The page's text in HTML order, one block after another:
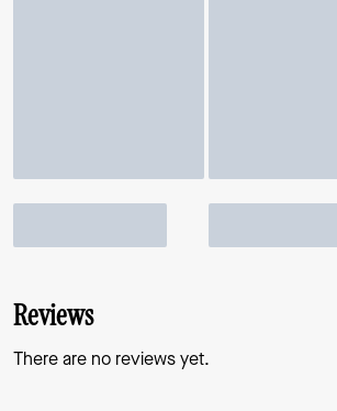
Reviews
There are no reviews yet.